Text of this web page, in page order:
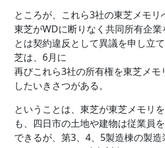
ところが、これら3社の東芝メモリ
東芝がWDに断りなく共同所有企業
とは契約違反として異議を申し立
芝は、6月に
再びこれら3社の所有権を東芝メモ
したいきさつがある。
ということは、東芝が東芝メモリ
も、四日市の土地や建物は従業員
できるが、第3、4、5製造棟の製